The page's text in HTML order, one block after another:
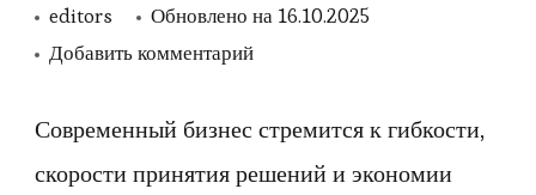
editors Обновлено на 16.10.2025
Добавить комментарийк
В
Современный бизнес стремится к гибкости,
скорости принятия решений и экономии